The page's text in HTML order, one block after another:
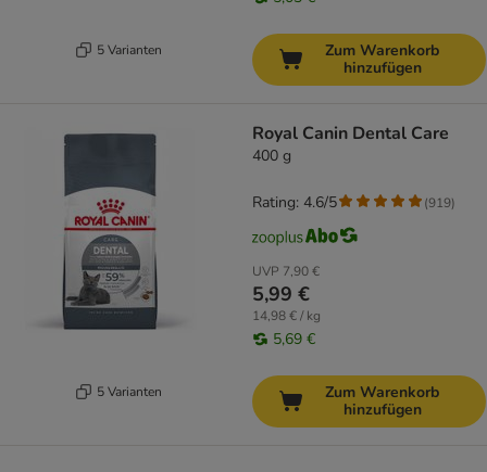
5 Varianten
Zum Warenkorb
hinzufügen
5 Varianten
Royal Canin Dental Care
400 g
UVP 7,90 €
5,99 €
14,98 € / kg
5,69 €
Rating: 4.6/5 (919)
Zum Warenkorb
hinzufügen